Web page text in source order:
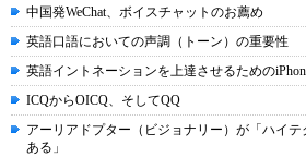
中国発WeChat、ボイスチャットのお薦め
英語口語においての声調（トーン）の重要性
英語イントネーションを上達させるための
ICQからOICQ、そしてQQ
アーリアドプター（ビジョナリー）が「ハイ
ある」